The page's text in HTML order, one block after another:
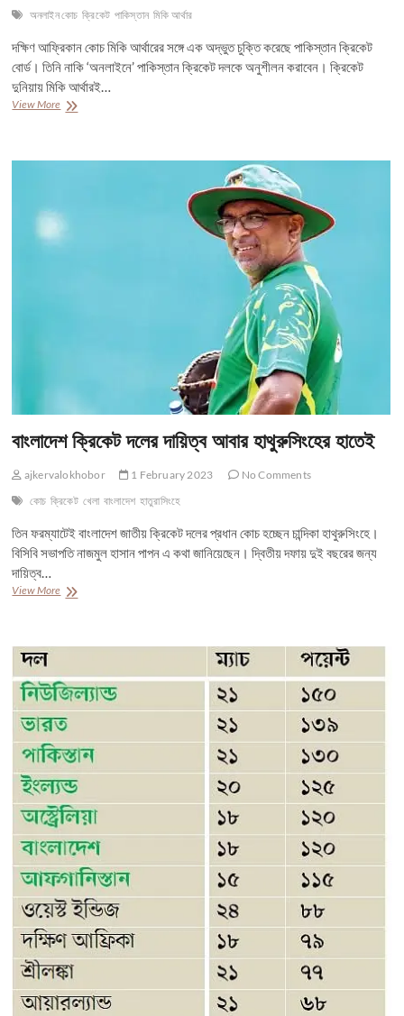
অনলাইন কোচ ক্রিকেট পাকিস্তান মিকি আর্থার
দক্ষিণ আফ্রিকান কোচ মিকি আর্থারের সঙ্গে এক অদ্ভুত চুক্তি করেছে পাকিস্তান ক্রিকেট
বোর্ড। তিনি নাকি ‘অনলাইনে’ পাকিস্তান ক্রিকেট দলকে অনুশীলন করাবেন। ক্রিকেট
দুনিয়ায় মিকি আর্থারই…
View Moreপাকিস্তান
নিয়োগ
বাংলাদেশ ক্রিকেট দলের দায়িত্ব আবার হাথুরুসিংহের হাতেই
ajkervalokhobor 1 February 2023
No Comments
কোচ ক্রিকেট খেলা বাংলাদেশ হাতুরাসিংহে
তিন ফরম্যাটেই বাংলাদেশ জাতীয় ক্রিকেট দলের প্রধান কোচ হচ্ছেন চান্দিকা হাথুরুসিংহে।
বিসিবি সভাপতি নাজমুল হাসান পাপন এ কথা জানিয়েছেন। দ্বিতীয় দফায় দুই বছরের জন্য
দায়িত্ব…
View Moreবাংলাদেশ
হাতেই